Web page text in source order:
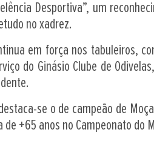
Desportiva”, um
no xadrez.
em força nos tabuleiros,
do Ginásio Clube de
se o de campeão de
+65 anos no Campeonato do